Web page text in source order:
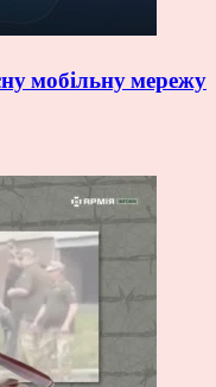
мобільну мережу